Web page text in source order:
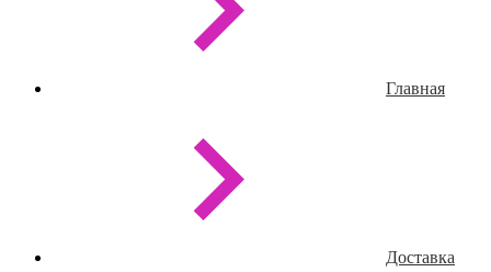
Главная
Доставка